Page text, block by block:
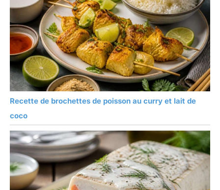
Recette de brochettes de poisson au curry et lait de
coco